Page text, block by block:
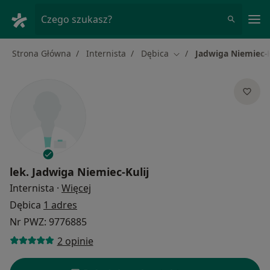
Czego szukasz?
Strona Główna Internista Dębica Zmień miasto
Jadwiga Niemiec-
lek. Jadwiga Niemiec-Kulij
Internista · Więcej
Dębica 1 adres
Nr PWZ: 9776885
2 opinie